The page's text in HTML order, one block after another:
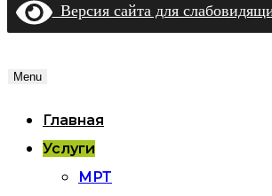
Версия сайта для
Menu
Главная
Услуги
МРТ